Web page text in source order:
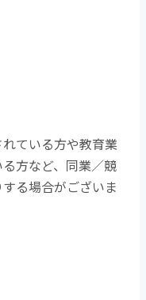
ている方や教育業
方など、同業／競
る場合がございま